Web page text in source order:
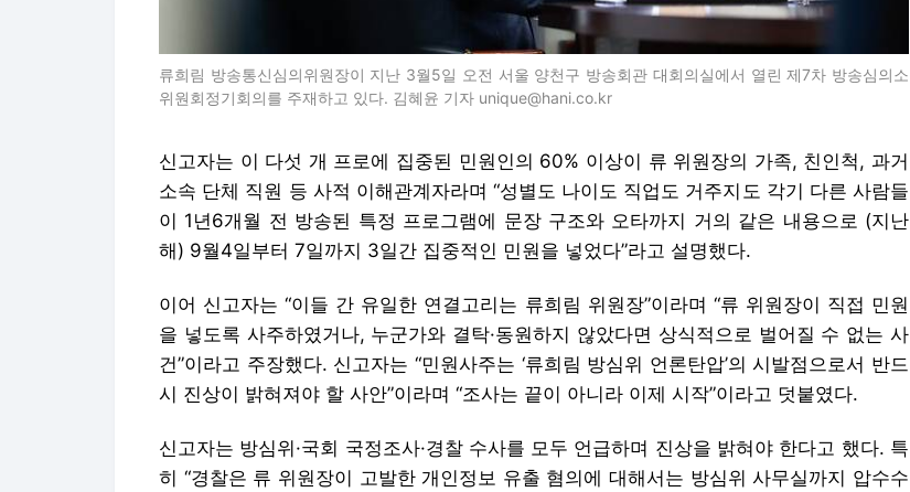
류희림 방송통신심의위원장이 지난 3월5일 오전 서울 양천구 방송회관 대회의실에서 열린 제7차 방송심의소
위원회정기회의를 주재하고 있다. 김혜윤 기자 unique@hani.co.kr
신고자는 이 다섯 개 프로에 집중된 민원인의 60% 이상이 류 위원장의 가족, 친인척, 과거
소속 단체 직원 등 사적 이해관계자라며 “성별도 나이도 직업도 거주지도 각기 다른 사람들
이 1년6개월 전 방송된 특정 프로그램에 문장 구조와 오타까지 거의 같은 내용으로 (지난
해) 9월4일부터 7일까지 3일간 집중적인 민원을 넣었다”라고 설명했다.
이어 신고자는 “이들 간 유일한 연결고리는 류희림 위원장”이라며 “류 위원장이 직접 민원
을 넣도록 사주하였거나, 누군가와 결탁·동원하지 않았다면 상식적으로 벌어질 수 없는 사
건”이라고 주장했다. 신고자는 “민원사주는 ‘류희림 방심위 언론탄압’의 시발점으로서 반드
시 진상이 밝혀져야 할 사안”이라며 “조사는 끝이 아니라 이제 시작”이라고 덧붙였다.
신고자는 방심위·국회 국정조사·경찰 수사를 모두 언급하며 진상을 밝혀야 한다고 했다. 특
히 “경찰은 류 위원장이 고발한 개인정보 유출 혐의에 대해서는 방심위 사무실까지 압수수